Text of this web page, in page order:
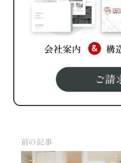
前の記事